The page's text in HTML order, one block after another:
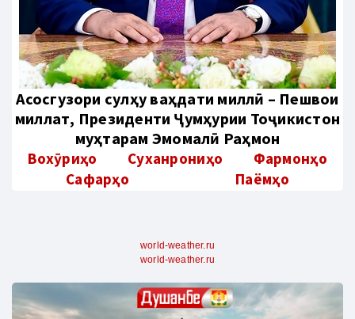
Aсосгузори сулҳу ваҳдати миллӣ – Пешвои
миллат, Президенти Ҷумҳурии Тоҷикистон
муҳтарам Эмомалӣ Раҳмон
Вохӯриҳо Суханрониҳо
Фармонҳо
Сафарҳо
Паёмҳо
world-weather.ru
world-weather.ru